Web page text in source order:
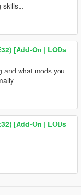
skills...
[Add-On | LODs
and what mods you
[Add-On | LODs